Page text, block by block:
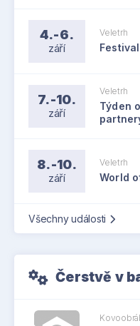
4.-6.
září
Veletrh
7.-10.
září
Veletrh
Týden
8.-10.
září
Veletrh
World
Všechny události
Čerstvě v